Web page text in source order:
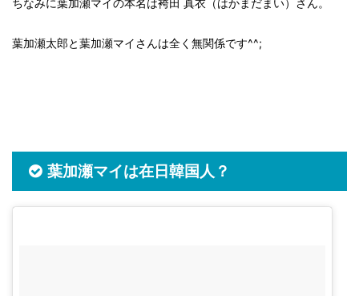
ちなみに葉加瀬マイの本名は袴田 真衣（はかまだまい）さん。
葉加瀬太郎と葉加瀬マイさんは全く無関係です^^;
葉加瀬マイは在日韓国人？